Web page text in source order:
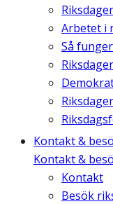
Arbetet i
Så
Kontakt &
Kontakt &
Kontakt
Besök